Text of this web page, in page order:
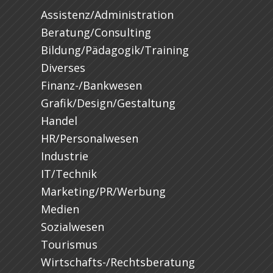
Assistenz/Administration
Beratung/Consulting
Bildung/Pädagogik/Training
Diverses
Finanz-/Bankwesen
Grafik/Design/Gestaltung
Handel
HR/Personalwesen
Industrie
IT/Technik
Marketing/PR/Werbung
Medien
Sozialwesen
Tourismus
Wirtschafts-/Rechtsberatung